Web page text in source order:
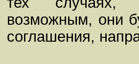
возможным, они
соглашения,